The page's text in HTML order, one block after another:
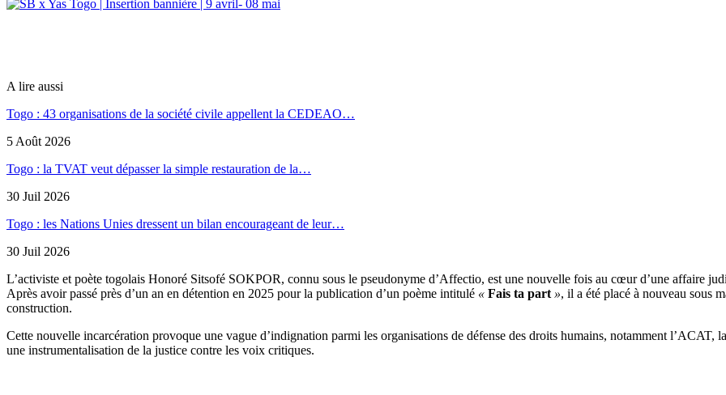
A lire aussi
Togo : 43 organisations de la société civile appellent la CEDEAO…
5 Août 2026
Togo : la TVAT veut dépasser la simple restauration de la…
30 Juil 2026
Togo : les Nations Unies dressent un bilan encourageant de leur…
30 Juil 2026
L’activiste et poète togolais Honoré Sitsofé SOKPOR, connu sous le pseudonyme d’Affectio, est une nouvelle fois au cœur d’une affaire
Après avoir passé près d’un an en détention en 2025 pour la publication d’un poème intitulé « Fais ta part », il a été placé à nouveau sous
construction.
Cette nouvelle incarcération provoque une vague d’indignation parmi les organisations de défense des droits humains, notamment
une instrumentalisation de la justice contre les voix critiques.